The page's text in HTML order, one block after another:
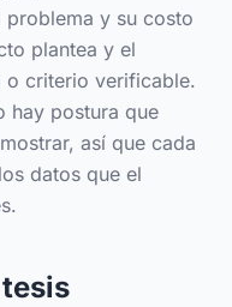
problema y su costo
plantea y el
o criterio verificable.
hay postura que
así que cada
datos que el